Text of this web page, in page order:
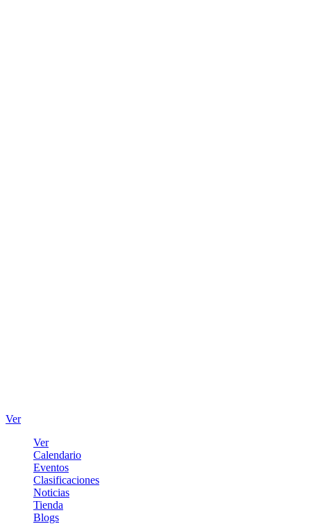
Ver
Ver
Calendario
Eventos
Clasificaciones
Noticias
Tienda
Blogs